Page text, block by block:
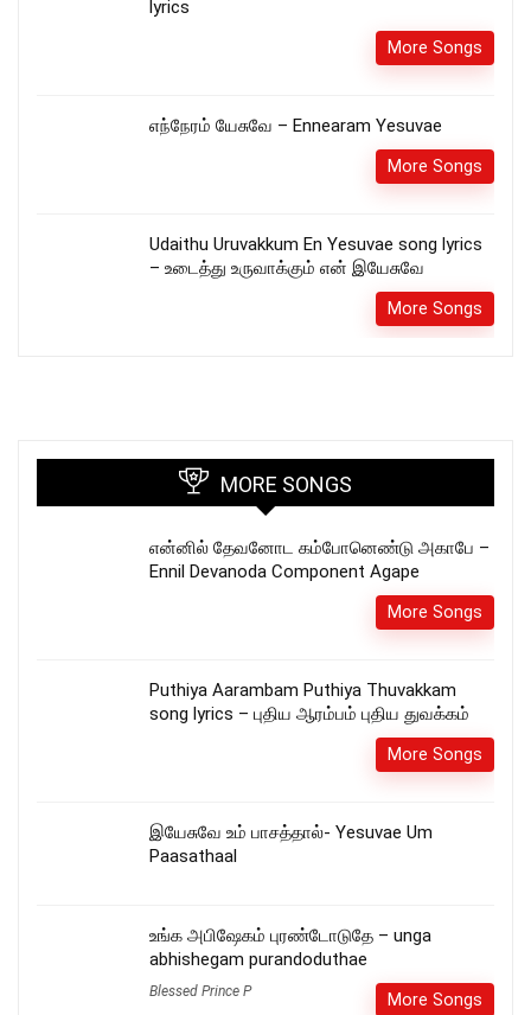
lyrics
More Songs
எந்நேரம் யேசுவே – Ennearam Yesuvae
More Songs
Udaithu Uruvakkum En Yesuvae song lyrics
– உடைத்து உருவாக்கும் என் இயேசுவே
More Songs
MORE SONGS
என்னில் தேவனோட கம்போனெண்டு அகாபே –
Ennil Devanoda Component Agape
More Songs
Puthiya Aarambam Puthiya Thuvakkam
song lyrics – புதிய ஆரம்பம் புதிய துவக்கம்
More Songs
இயேசுவே உம் பாசத்தால்- Yesuvae Um
Paasathaal
உங்க அபிஷேகம் புரண்டோடுதே – unga
abhishegam purandoduthae
Blessed Prince P More Songs